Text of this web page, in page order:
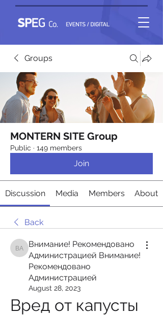
Groups
MONTERN SITE Group
Public · 149 members
Join
Discussion Media Members About
Back
Внимание! Рекомендовано Администрацией
Внимание! Рекомендовано
Администрацией Внимание!
Рекомендовано
Администрацией
August 28, 2023
Вред от капусты